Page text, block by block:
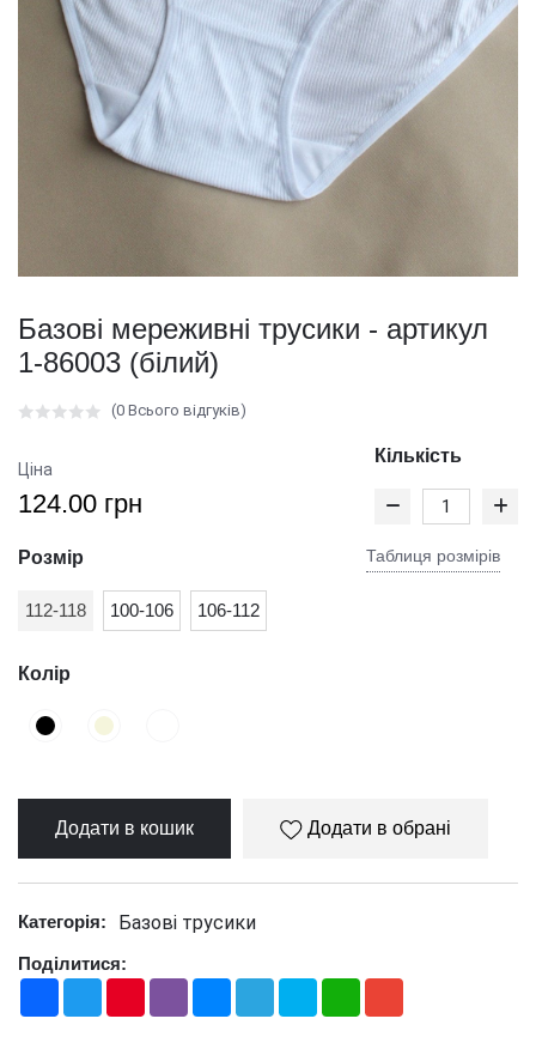
Базові мереживні трусики - артикул
1-86003 (білий)
(0 Всього відгуків)
Ціна
124.00 грн
Кількість
Розмір Таблиця розмірів
112-118 100-106 106-112
Колір
Додати в кошик Додати в обрані
Категорія: Базові трусики
Поділитися:
Facebook
TwitterPinterestViber Messenger
TelegramSkypeWhatsApp